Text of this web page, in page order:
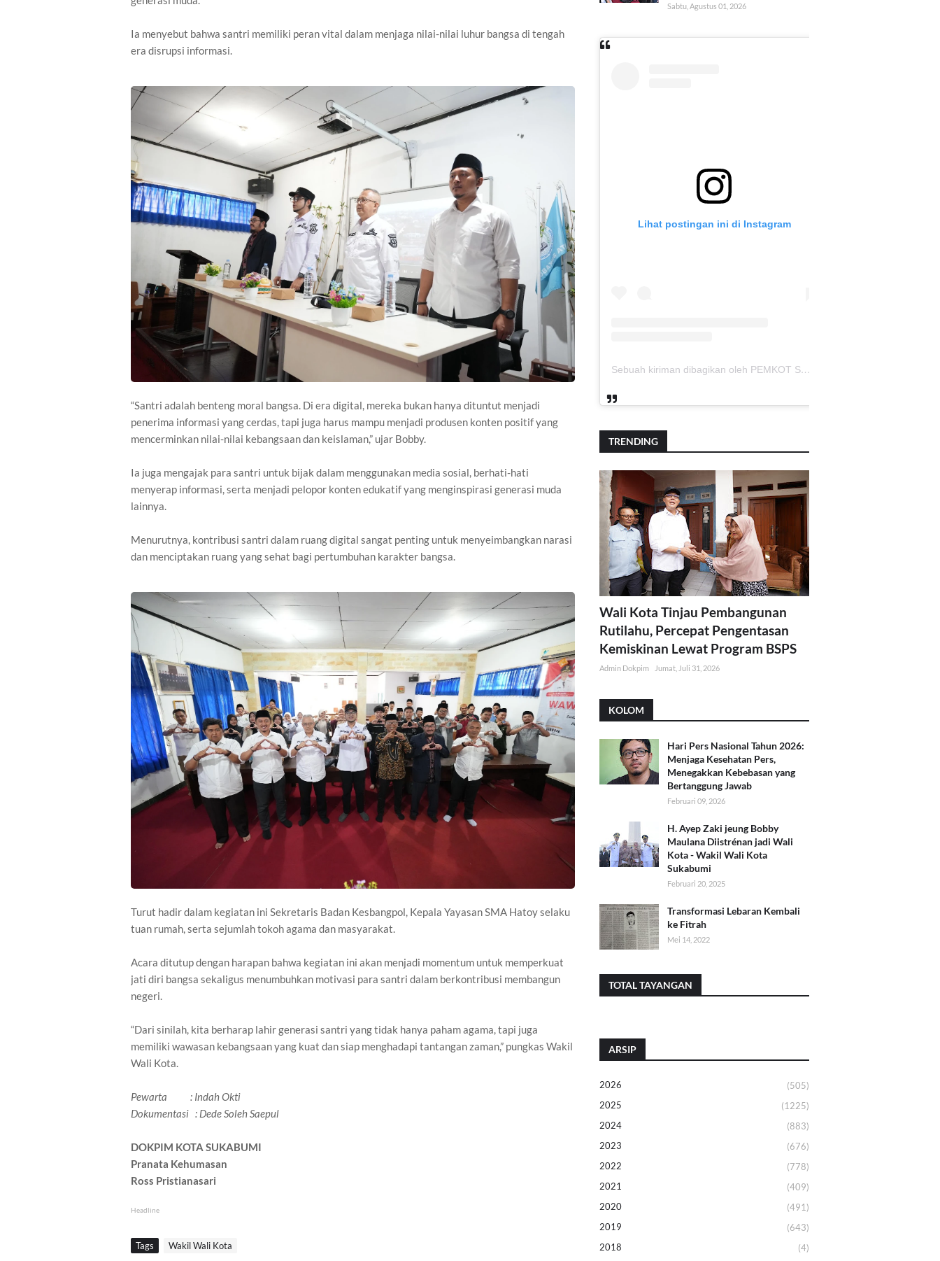
Ia menyebut bahwa santri memiliki peran vital dalam menjaga nilai-nilai luhur bangsa di tengah
era disrupsi informasi.
“Santri adalah benteng moral bangsa. Di era digital, mereka bukan hanya dituntut menjadi
penerima informasi yang cerdas, tapi juga harus mampu menjadi produsen konten positif yang
mencerminkan nilai-nilai kebangsaan dan keislaman,” ujar Bobby.
Ia juga mengajak para santri untuk bijak dalam menggunakan media sosial, berhati-hati
menyerap informasi, serta menjadi pelopor konten edukatif yang menginspirasi generasi muda
lainnya.
Menurutnya, kontribusi santri dalam ruang digital sangat penting untuk menyeimbangkan narasi
dan menciptakan ruang yang sehat bagi pertumbuhan karakter bangsa.
Turut hadir dalam kegiatan ini Sekretaris Badan Kesbangpol, Kepala Yayasan SMA Hatoy selaku
tuan rumah, serta sejumlah tokoh agama dan masyarakat.
Acara ditutup dengan harapan bahwa kegiatan ini akan menjadi momentum untuk memperkuat
jati diri bangsa sekaligus menumbuhkan motivasi para santri dalam berkontribusi membangun
negeri.
“Dari sinilah, kita berharap lahir generasi santri yang tidak hanya paham agama, tapi juga
memiliki wawasan kebangsaan yang kuat dan siap menghadapi tantangan zaman,” pungkas Wakil
Wali Kota.
Pewarta : Indah Okti
Dokumentasi : Dede Soleh Saepul
DOKPIM KOTA SUKABUMI
Pranata Kehumasan
Ross Pristianasari
Headline
Tags Wakil Wali Kota
Sabtu, Agustus 01, 2026
Lihat postingan ini di Instagram
Sebuah kiriman dibagikan oleh PEMKOT SUKABUMI (@pemkotsukabumi_)
TRENDING
Wali Kota Tinjau Pembangunan
Rutilahu, Percepat Pengentasan
Kemiskinan Lewat Program BSPS
Admin Dokpim Jumat, Juli 31, 2026
KOLOM
Hari Pers Nasional Tahun 2026:
Menjaga Kesehatan Pers,
Menegakkan Kebebasan yang
Bertanggung Jawab
Februari 09, 2026
H. Ayep Zaki jeung Bobby
Maulana Diistrénan jadi Wali
Kota - Wakil Wali Kota
Sukabumi
Februari 20, 2025
Transformasi Lebaran Kembali
ke Fitrah
Mei 14, 2022
TOTAL TAYANGAN
ARSIP
2026
(505)
2025
(1225)
2024
(883)
2023
(676)
2022
(778)
2021
(409)
2020
(491)
2019
(643)
2018
(4)